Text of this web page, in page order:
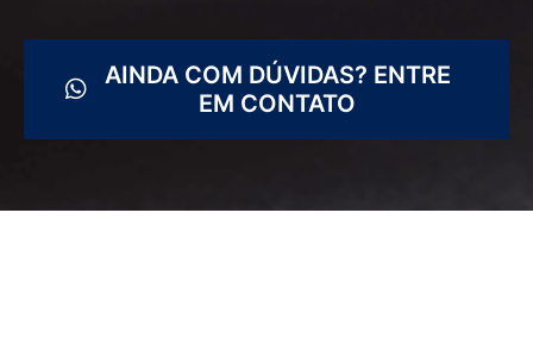
AINDA COM DÚVIDAS? ENTRE
EM CONTATO